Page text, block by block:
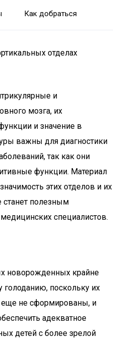
Как добраться
отделах
и
мозга, их
и значение в
важны для диагностики
так как они
функции. Материал
этих отделов и их
станет полезным
специалистов.
новорожденных крайне
поскольку их
не сформированы, и
адекватное
детей с более зрелой